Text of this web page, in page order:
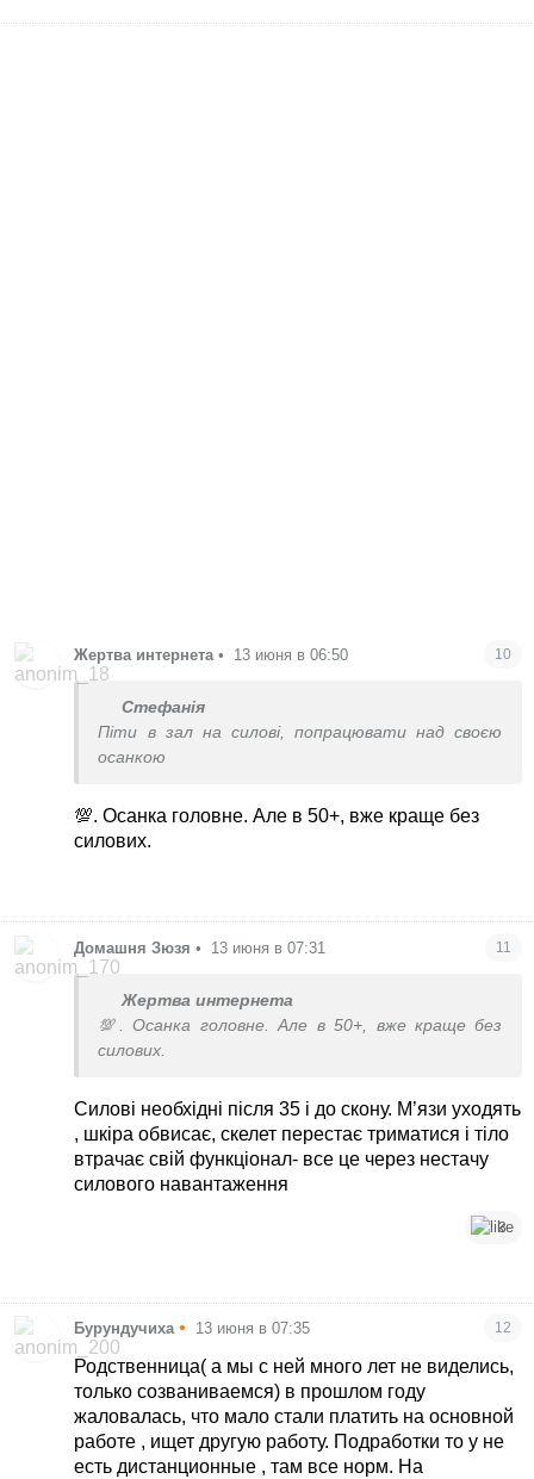
Жертва интернета • 13 июня в 06:50 10
Стефанія
Піти в зал на силові, попрацювати над своєю
осанкою
💯. Осанка головне. Але в 50+, вже краще без
силових.
Домашня Зюзя • 13 июня в 07:31 11
Жертва интернета
💯. Осанка головне. Але в 50+, вже краще без
силових.
Силові необхідні після 35 і до скону. М’язи уходять
, шкіра обвисає, скелет перестає триматися і тіло
втрачає свій функціонал- все це через нестачу
силового навантаження
3
Бурундучиха • 13 июня в 07:35 12
Родственница( а мы с ней много лет не виделись,
только созваниваемся) в прошлом году
жаловалась, что мало стали платить на основной
работе , ищет другую работу. Подработки то у не
есть дистанционные , там все норм. На